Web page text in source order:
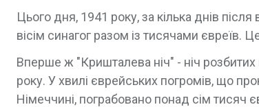
Цього дня, 1941 року, за кілька днів
вісім синагог разом із тисячами євреїв.
Вперше ж "Кришталева ніч" - ніч
року. У хвилі єврейських погромів, що
Німеччині, пограбовано понад сім тисяч